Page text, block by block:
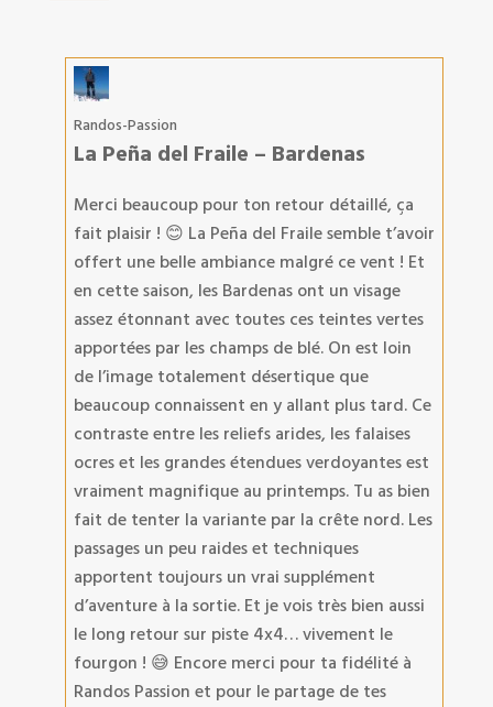
Randos-Passion
La Peña del Fraile – Bardenas
Merci beaucoup pour ton retour détaillé, ça
fait plaisir ! 😊 La Peña del Fraile semble t’avoir
offert une belle ambiance malgré ce vent ! Et
en cette saison, les Bardenas ont un visage
assez étonnant avec toutes ces teintes vertes
apportées par les champs de blé. On est loin
de l’image totalement désertique que
beaucoup connaissent en y allant plus tard. Ce
contraste entre les reliefs arides, les falaises
ocres et les grandes étendues verdoyantes est
vraiment magnifique au printemps. Tu as bien
fait de tenter la variante par la crête nord. Les
passages un peu raides et techniques
apportent toujours un vrai supplément
d’aventure à la sortie. Et je vois très bien aussi
le long retour sur piste 4x4… vivement le
fourgon ! 😅 Encore merci pour ta fidélité à
Randos Passion et pour le partage de tes